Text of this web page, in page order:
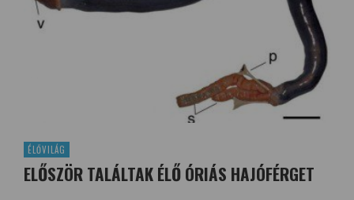
ÉLŐVILÁG
ELŐSZÖR TALÁLTAK ÉLŐ ÓRIÁS HAJÓFÉRGET